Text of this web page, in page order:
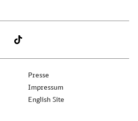
Presse
Impressum
English Site